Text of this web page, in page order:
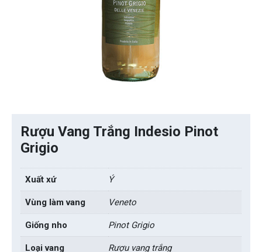
Rượu Vang Trắng Indesio Pinot
Grigio
Xuất xứ Ý
Vùng làm vang Veneto
Giống nho Pinot Grigio
Loại vang Rượu vang trắng